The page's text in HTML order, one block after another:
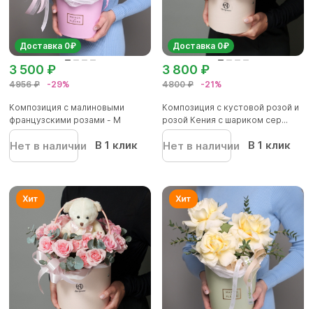
Доставка 0₽
4956 ₽ -29%
3 500 ₽
Композиция с малиновыми
французскими розами - M
Нет в наличии В 1 клик
Доставка 0₽
4800 ₽ -21%
3 800 ₽
Композиция с кустовой розой и
розой Кения с шариком сер...
Нет в наличии В 1 клик